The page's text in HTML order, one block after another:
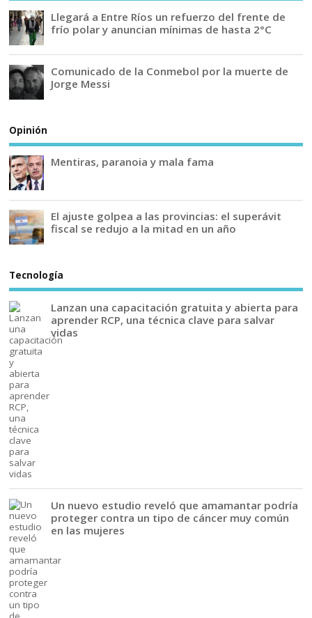
Llegará a Entre Ríos un refuerzo del frente de
frío polar y anuncian mínimas de hasta 2°C
Comunicado de la Conmebol por la muerte de
Jorge Messi
Opinión
Mentiras, paranoia y mala fama
El ajuste golpea a las provincias: el superávit
fiscal se redujo a la mitad en un año
Tecnología
Lanzan una capacitación gratuita y abierta para
aprender RCP, una técnica clave para salvar
vidas
Un nuevo estudio reveló que amamantar podría
proteger contra un tipo de cáncer muy común
en las mujeres